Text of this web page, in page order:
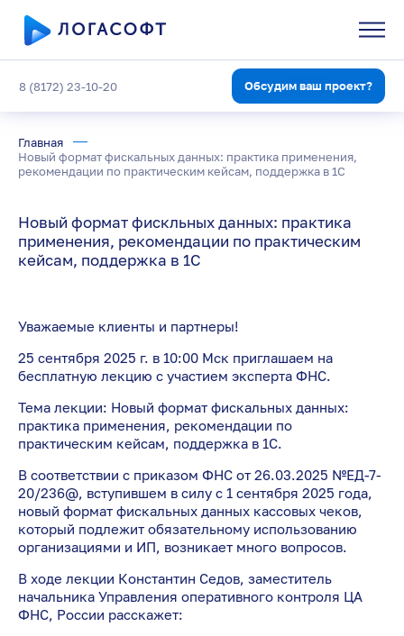
8 (8172) 23-10-20 Обсудим ваш проект?
Главная
Новый формат фискальных данных: практика применения,
рекомендации по практическим кейсам, поддержка в 1С
Новый формат фискльных данных: практика
применения, рекомендации по практическим
кейсам, поддержка в 1С
Уважаемые клиенты и партнеры!
25 сентября 2025 г. в 10:00 Мск приглашаем на
бесплатную лекцию с участием эксперта ФНС.
Тема лекции: Новый формат фискальных данных:
практика применения, рекомендации по
практическим кейсам, поддержка в 1С.
В соответствии с приказом ФНС от 26.03.2025 №ЕД-7-
20/236@, вступившем в силу с 1 сентября 2025 года,
новый формат фискальных данных кассовых чеков,
который подлежит обязательному использованию
организациями и ИП, возникает много вопросов.
В ходе лекции Константин Седов, заместитель
начальника Управления оперативного контроля ЦА
ФНС, России расскажет: